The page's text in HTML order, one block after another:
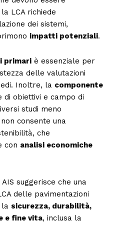
LCA richiede
dei sistemi,
impatti potenziali.
primari è essenziale per
delle valutazioni
Inoltre, la componente
di obiettivi e campo di
studi meno
consente una
che
con analisi economiche
suggerisce che una
delle pavimentazioni
sicurezza, durabilità,
e fine vita, inclusa la